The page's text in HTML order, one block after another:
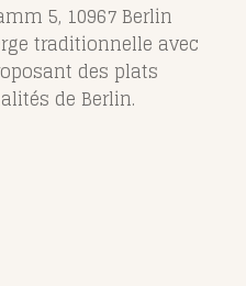
5, 10967 Berlin
traditionnelle avec
des plats
de Berlin.